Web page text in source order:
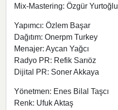
Mix-Mastering: Özgür Yurtoğlu
Yapımcı: Özlem Başar
Dağıtım: Onerpm Turkey
Menajer: Aycan Yağcı
Radyo PR: Refik Sarıöz
Dijital PR: Soner Akkaya
Yönetmen: Enes Bilal Taşcı
Renk: Ufuk Aktaş